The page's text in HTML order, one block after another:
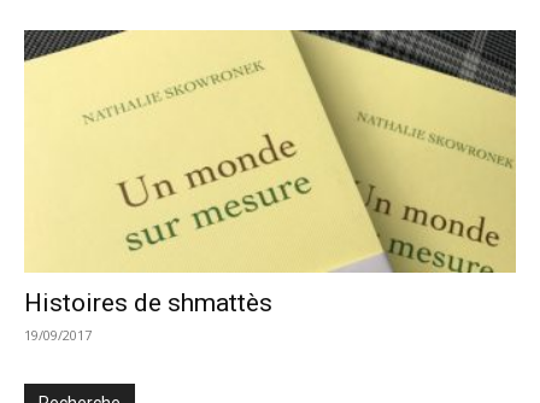
Histoires de shmattès
19/09/2017